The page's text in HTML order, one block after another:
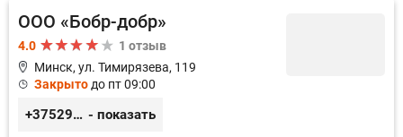
ООО «Бобр-добр»
4.0
1 отзыв
Минск, ул. Тимирязева, 119
Закрытодо пт 09:00
+375295882032 - показать